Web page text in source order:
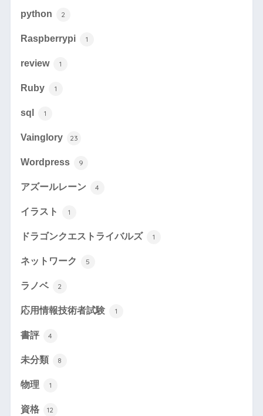
python 2
Raspberrypi 1
review 1
Ruby 1
sql 1
Vainglory 23
Wordpress 9
アズールレーン 4
イラスト 1
ドラゴンクエストライバルズ 1
ネットワーク 5
ラノベ 2
応用情報技術者試験 1
書評 4
未分類 8
物理 1
資格 12